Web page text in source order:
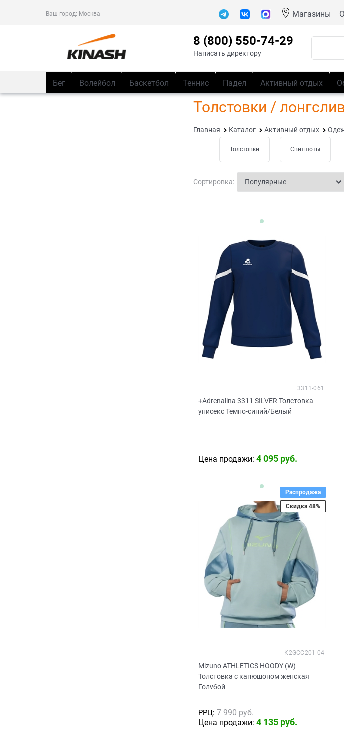
Ваш город: Москва Магазины
8 (800) 550-74-29
Написать директору
Бег Волейбол Баскетбол Теннис Падел Активный отдых
Толстовки /
Главная Каталог Активный отдых
Толстовки Свитшоты
Сортировка:
+Adrenalina 3311 SILVER Толстовка
унисекс Темно-синий/Белый
3311-061
Цена продажи: 4 095 руб.
Mizuno ATHLETICS HOODY (W)
Толстовка с капюшоном женская
Голубой
K2GCC201-04
РРЦ: 7 990 руб.
Цена продажи: 4 135 руб.
Распродажа
Скидка 48%